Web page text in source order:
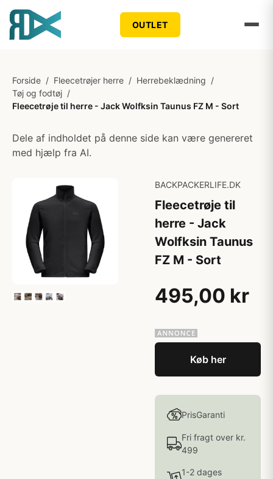
OUTLET
Forside / Fleecetrøjer herre / Herrebeklædning /
Tøj og fodtøj /
Fleecetrøje til herre - Jack Wolfksin Taunus FZ M - Sort
Dele af indholdet på denne side kan være genereret
med hjælp fra AI.
BACKPACKERLIFE.DK
Fleecetrøje til
herre - Jack
Wolfksin Taunus
FZ M - Sort
495,00 kr
Køb her
PrisGaranti
Fri fragt over kr.
499
1-2 dages